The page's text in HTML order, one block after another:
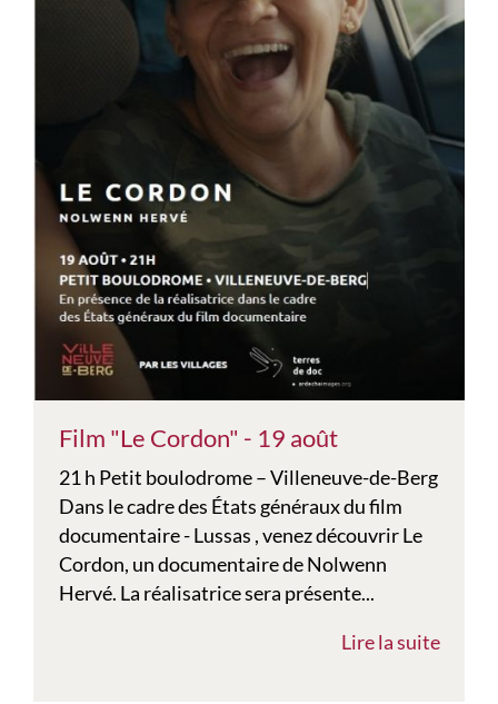
Film "Le Cordon" - 19 août
21 h Petit boulodrome – Villeneuve-de-Berg
Dans le cadre des États généraux du film
documentaire - Lussas , venez découvrir Le
Cordon, un documentaire de Nolwenn
Hervé. La réalisatrice sera présente...
Lire la suite